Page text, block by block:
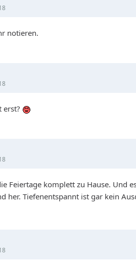
notieren.
erst?
Feiertage komplett zu Hause. Und
her. Tiefenentspannt ist gar kein